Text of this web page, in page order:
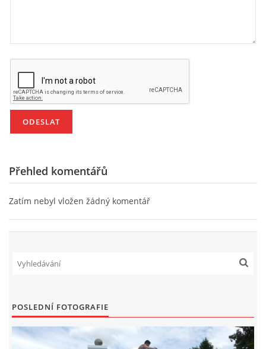
Přehled komentářů
Zatím nebyl vložen žádný komentář
POSLEDNÍ FOTOGRAFIE